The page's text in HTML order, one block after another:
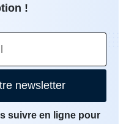
!
newsletter
suivre en ligne pour